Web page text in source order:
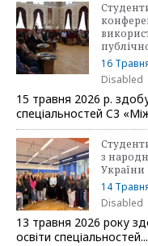
16
Disabled
15 травня 2026 р.
спеціальностей C3
з
України
14
Disabled
13 травня 2026 року
освіти спеціальностей...